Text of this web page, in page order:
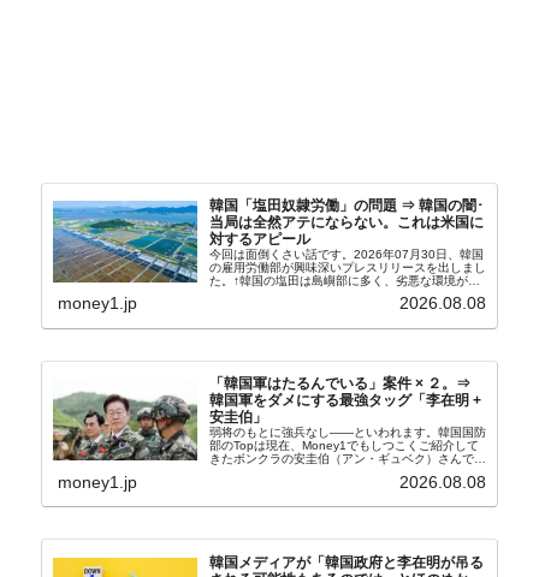
韓国「塩田奴隷労働」の問題 ⇒ 韓国の闇･
当局は全然アテにならない。これは米国に
対するアピール
今回は面倒くさい話です。2026年07月30日、韓国
の雇用労働部が興味深いプレスリリースを出しまし
た。↑韓国の塩田は島嶼部に多く、劣悪な環境が一
たといわれます（後述）。これは、いわゆる「塩田
money1.jp 2026.08.08
「韓国軍はたるんでいる」案件 × ２。⇒
韓国軍をダメにする最強タッグ「李在明 +
安圭伯」
弱将のもとに強兵なし――といわれます。韓国国防
部のTopは現在、Money1でもしつこくご紹介して
きたボンクラの安圭伯（アン・ギュベク）さんで
さんと「韓国初の文官上がり」の国防部長官安圭伯
money1.jp 2026.08.08
韓国メディアが「韓国政府と李在明が吊る